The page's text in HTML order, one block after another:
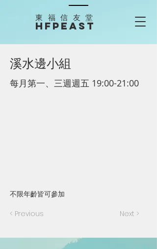
HFPEAST
​東福信友堂
溪水邊小組
每月第一、三週週五 19:00-21:00
不限年齡皆可參加
< Previous Next >